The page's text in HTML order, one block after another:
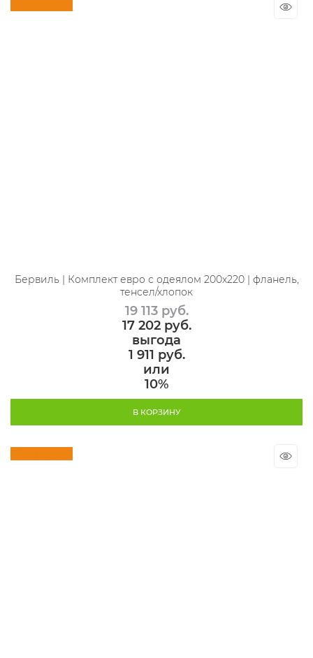
Бервиль | Комплект евро с одеялом 200х220 | фланель,
тенсел/хлопок
19 113 руб.
17 202 руб.
выгода
1 911 руб.
или
10%
В КОРЗИНУ